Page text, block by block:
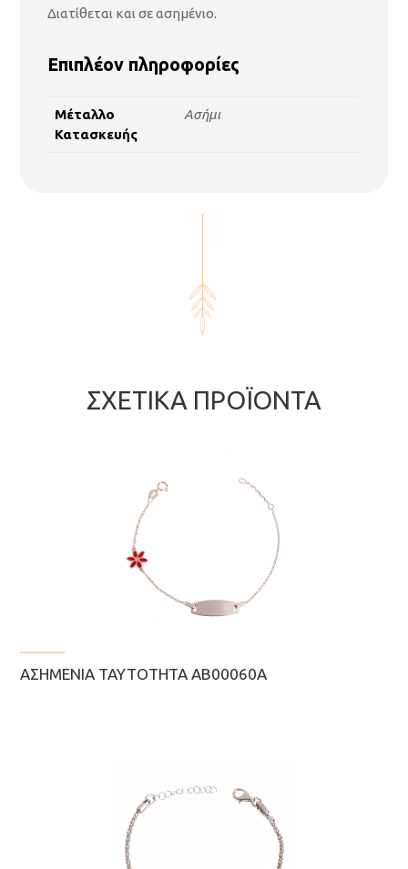
Διατίθεται και σε ασημένιο.
Επιπλέον πληροφορίες
Μέταλλο
Κατασκευής
Ασήμι
ΣΧΕΤΙΚΆ ΠΡΟΪΌΝΤΑ
ΑΣΗΜΈΝΙΑ ΤΑΥΤΌΤΗΤΑ ΑΒ00060Α